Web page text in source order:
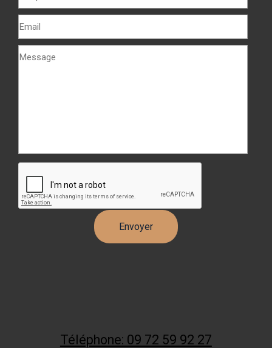
Téléphone: 09 72 59 92 27